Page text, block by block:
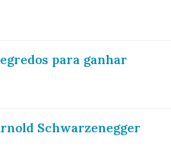
para ganhar
Schwarzenegger